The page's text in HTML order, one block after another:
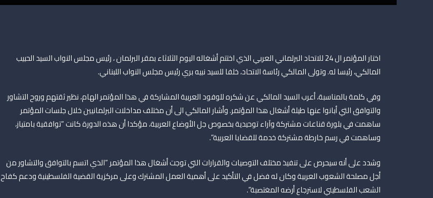
اختار المؤتمر ال 24 للاتحاد البرلماني العربي الذي اختتم أشغاله اليوم الثلاثاء بمقر البرلمان ، رئيس مجلس النواب السيد الحبيب
المالكي، رئيسا له. وتولى المالكي رئاسة الاتحاد، خلفا للسيد نبيه بري رئيس مجلس النواب اللبناني.
وفي كلمة بالمناسبة، أعرب السيد المالكي عن شكره للوفود العربية المشاركة في هذا المؤتمر الهام، نظير ثقتهم وروح التشاور
والتوافق التي أبانوا عنها طيلة أشغال هذا المؤتمر. وأشار المالكي الى أن مختلف مداخلات البرلمانيين خلال جلسات المؤتمر
ساهمت في بلورة قناعات مشتركة وآراء توحيدية بخصوص جل الأوضاع العربية، مؤكدا أن هذه الدورة كانت “توافقية بامتياز،
وساهمت في رسم خارطة مشتركة خدمة للقضايا العربية”.
وشدد على أنه سيحرص على تنفيذ مختلف التوصيات والقرارات التي توجت أشغال هذا المؤتمر “الذي اتسم بالتوافق والتشاور من
أجل مصلحة الشعوب العربية وكان له فضل في التأكيد على أهمية العمل المشترك وعلى مركزية القضية الفلسطينية ودعم كفاح
الشعب الفلسطيني لاسترجاع أرضه المغتصبة”.